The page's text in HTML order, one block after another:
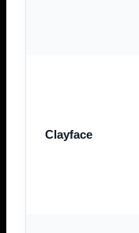
Clayface